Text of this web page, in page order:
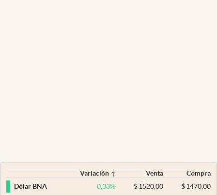
Variación Venta
Compra
Dólar BNA
0,33% $ 1520,00 $1470,00